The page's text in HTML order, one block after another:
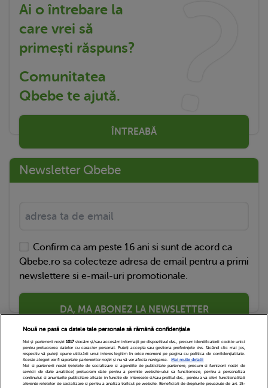
Ai o întrebare la
care vrei să
primești răspuns?
Comunitatea
Qbebe te ajută.
ÎNTREABĂ
Newsletter Qbebe
Confirm ca am peste 16 ani si sunt de acord ca
Qbebe.ro sa colecteze adresa de email pentru a primi
newslettere si e-mail-uri promotionale.
DA, MA ABONEZ LA NEWSLETTER
Nouă ne pasă ca datele tale personale să rămână confidențiale
Noi și partenerii noștri 1017stocăm și/sau accesăm informații pe dispozitivul dvs., precum identificatorii cookie unici
pentru prelucrarea datelor cu caracter personal. Puteți accepta sau gestiona preferințele dvs. făcând clic mai jos,
respectiv vă puteți opune utilizării unui interes legitim în orice moment pe pagina cu politica de confidențialitate.
Aceste alegeri vor fi raportate partenerilor noștri și nu vă vor afecta navigarea.
Mai multe detalii
Noi si partenerii nostri (retelele de socializare si agentiile de publicitate partenere, precum si furnizorii nostri de
servicii de date analitice) prelucram date pentru a permite website-ului sa functioneze, pentru a personaliza
continutul si anunturile publicitare afisate in functie de interesele si/sau profilul dvs., pentru a va oferi functionalitati
aferente retelelor de socializare si pentru a analiza traficul pe website. Beneficiati de drepturile prevazute de art. 15-